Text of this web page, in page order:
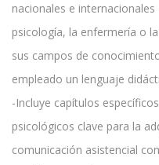
nacionales e
psicología, la enfermería o
sus campos de
empleado un lenguaje
-Incluye capítulos
psicológicos clave para la
comunicación asistencial